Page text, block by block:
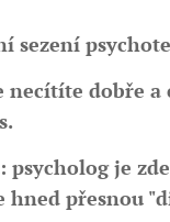
sezení
necítíte dobře
psycholog je
hned přesnou